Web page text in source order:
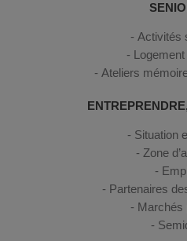
Activités
Ateliers
Situation
Zone
Partenaires
Marchés